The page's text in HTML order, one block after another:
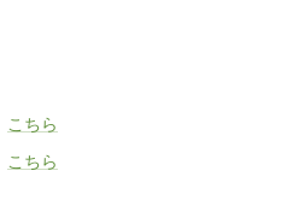
こちら
こちら